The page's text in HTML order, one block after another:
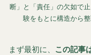
断」と「責任」の欠如で
験をもとに構造から整
まず最初に、 この記事